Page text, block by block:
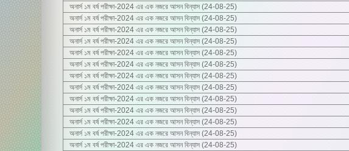
অনার্স ১ম বর্ষ পরীক্ষা-2024 এর এক নজরে আসন বিন্যাস (24-08-25)
অনার্স ১ম বর্ষ পরীক্ষা-2024 এর এক নজরে আসন বিন্যাস (24-08-25)
অনার্স ১ম বর্ষ পরীক্ষা-2024 এর এক নজরে আসন বিন্যাস (24-08-25)
অনার্স ১ম বর্ষ পরীক্ষা-2024 এর এক নজরে আসন বিন্যাস (24-08-25)
অনার্স ১ম বর্ষ পরীক্ষা-2024 এর এক নজরে আসন বিন্যাস (24-08-25)
অনার্স ১ম বর্ষ পরীক্ষা-2024 এর এক নজরে আসন বিন্যাস (24-08-25)
অনার্স ১ম বর্ষ পরীক্ষা-2024 এর এক নজরে আসন বিন্যাস (24-08-25)
অনার্স ১ম বর্ষ পরীক্ষা-2024 এর এক নজরে আসন বিন্যাস (24-08-25)
অনার্স ১ম বর্ষ পরীক্ষা-2024 এর এক নজরে আসন বিন্যাস (24-08-25)
অনার্স ১ম বর্ষ পরীক্ষা-2024 এর এক নজরে আসন বিন্যাস (24-08-25)
অনার্স ১ম বর্ষ পরীক্ষা-2024 এর এক নজরে আসন বিন্যাস (24-08-25)
অনার্স ১ম বর্ষ পরীক্ষা-2024 এর এক নজরে আসন বিন্যাস (24-08-25)
অনার্স ১ম বর্ষ পরীক্ষা-2024 এর এক নজরে আসন বিন্যাস (24-08-25)